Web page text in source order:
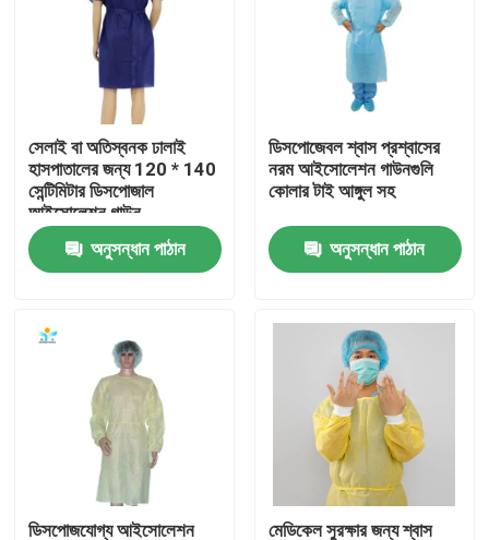
আমাদের সম্পর্কে
কারখানা ভ্রমণ
মান নিয়ন্ত্রণ
যোগাযোগ করুন
নিষ্পত্তিযোগ্য প্রতিরক্ষামূলক পরিধান
নিষ্পত্তিযোগ্য সুরক্ষা স্যুট
ডিসপোজেবল প্রতিরক্ষামূলক সামগ্রিক rall
সেলাই বা অতিস্বনক ঢালাই
হাসপাতালের জন্য 120 * 140
সেন্টিমিটার ডিসপোজাল
আইসোলেশন গাউন
অনুসন্ধান পাঠান
ডিসপোজেবল শ্বাস প্রশ্বাসের
নরম আইসোলেশন গাউনগুলি
কোলার টাই আঙ্গুল সহ
অনুসন্ধান পাঠান
ডিসপোজযোগ্য আইসোলেশন মেডিকেল সুরক্ষার জন্য শ্বাস